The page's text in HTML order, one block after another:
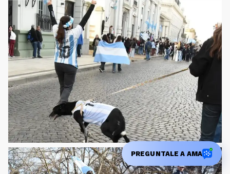
PREGUNTALE A AMA